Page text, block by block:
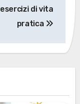
esercizi di vita
pratica